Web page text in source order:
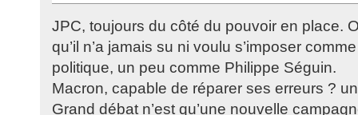
JPC, toujours du côté du pouvoir en place.
qu’il n’a jamais su ni voulu s’imposer
politique, un peu comme Philippe Séguin.
Macron, capable de réparer ses erreurs ?
Grand débat n’est qu’une nouvelle